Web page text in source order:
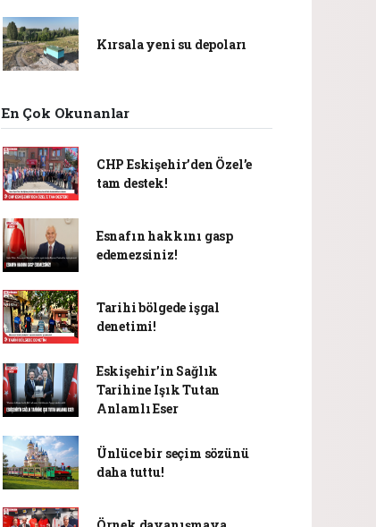
Kırsala yeni su depoları
En Çok Okunanlar
CHP Eskişehir’den Özel’e
tam destek!
Esnafın hakkını gasp
edemezsiniz!
Tarihi bölgede işgal
denetimi!
Eskişehir’in Sağlık
Tarihine Işık Tutan
Anlamlı Eser
Ünlüce bir seçim sözünü
daha tuttu!